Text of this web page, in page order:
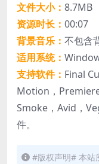
文件大小： 8.7MB
资源时长： 00:07
背景音乐： 不包含
适用系统：
支持软件： Final
Motion，
Smoke，Avid，
件。
#版权声明# 本站